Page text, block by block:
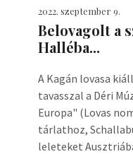
2022. szeptember 9.
Belovagolt a
Halléba...
A Kagán lovasa
tavasszal a Déri
Europa" (Lovas
tárlathoz,
leleteket